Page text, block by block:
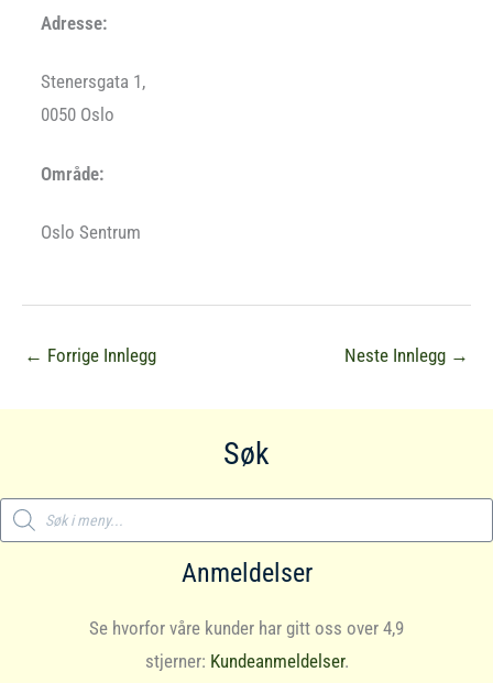
Adresse:
Stenersgata 1,
0050 Oslo
Område:
Oslo Sentrum
← Forrige Innlegg Neste Innlegg →
Søk
Products
search
Anmeldelser
Se hvorfor våre kunder har gitt oss over 4,9
stjerner: Kundeanmeldelser.